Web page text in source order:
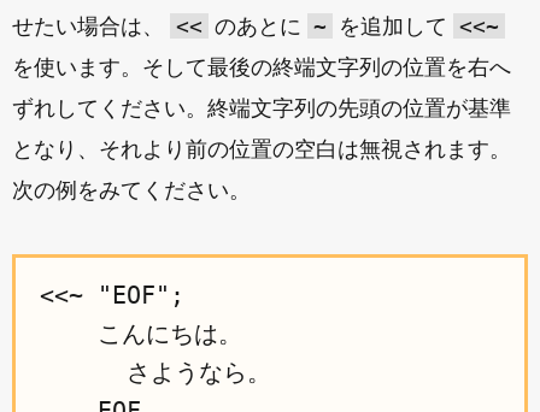
せたい場合は、
<< のあとに ~ を追加して <<~
を使います。そして最後の終端文字列の位置を右へ
ずれしてください。終端文字列の先頭の位置が基準
となり、それより前の位置の空白は無視されます。
次の例をみてください。
<<~ "EOF";
    こんにちは。
      さようなら。